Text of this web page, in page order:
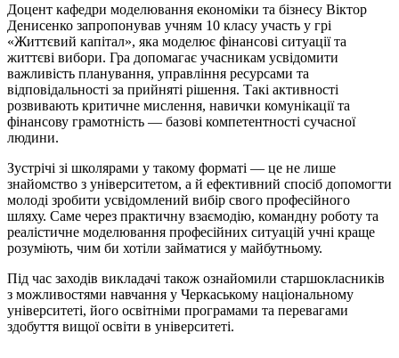
Доцент кафедри моделювання економіки та бізнесу Віктор
Денисенко запропонував учням 10 класу участь у грі
«Життєвий капітал», яка моделює фінансові ситуації та
життєві вибори. Гра допомагає учасникам усвідомити
важливість планування, управління ресурсами та
відповідальності за прийняті рішення. Такі активності
розвивають критичне мислення, навички комунікації та
фінансову грамотність — базові компетентності сучасної
людини.
Зустрічі зі школярами у такому форматі — це не лише
знайомство з університетом, а й ефективний спосіб допомогти
молоді зробити усвідомлений вибір свого професійного
шляху. Саме через практичну взаємодію, командну роботу та
реалістичне моделювання професійних ситуацій учні краще
розуміють, чим би хотіли займатися у майбутньому.
Під час заходів викладачі також ознайомили старшокласників
з можливостями навчання у Черкаському національному
університеті, його освітніми програмами та перевагами
здобуття вищої освіти в університеті.